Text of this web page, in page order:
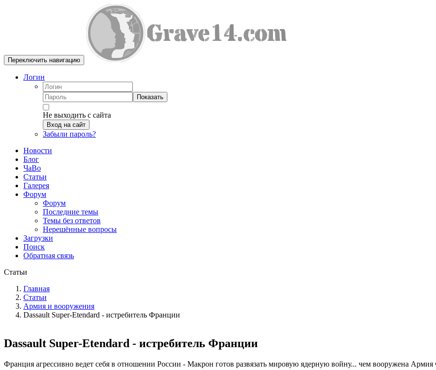
Переключить навигацию
Логин
Показать
Не выходить с сайта
Вход на сайт
Забыли пароль?
Новости
Блог
ЧаВо
Статьи
Галерея
Форум
Форум
Последние темы
Темы без ответов
Нерешённые вопросы
Загрузки
Поиск
Обратная связь
Статьи
Главная
Статьи
Армия и вооружения
Dassault Super-Etendard - истребитель Франции
Dassault Super-Etendard - истребитель Франции
Франция агрессивно ведет себя в отношении России - Макрон готов развязать мировую ядерную войну... чем вооружена